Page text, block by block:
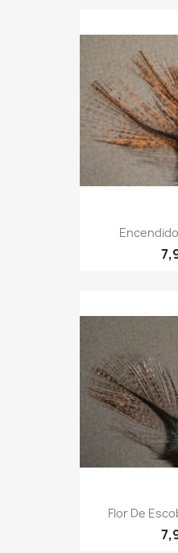
Flor De